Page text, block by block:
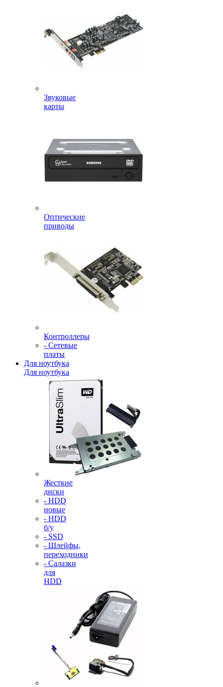
Звуковые
карты
Оптические
приводы
Контроллеры
- Сетевые
платы
Для ноутбука
Для ноутбука
Жесткие
диски
- HDD
новые
- HDD
б/у
- SSD
- Шлейфы,
переходники
- Салазки
для
HDD